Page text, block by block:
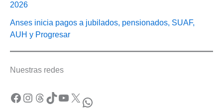
2026
Anses inicia pagos a jubilados, pensionados, SUAF,
AUH y Progresar
Nuestras redes
Facebook Instagram Threads TikTok YouTube X WhatsApp